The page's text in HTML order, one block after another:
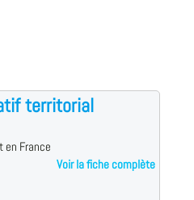
territorial
en France
Voir la fiche complète